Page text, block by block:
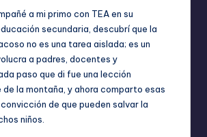
a mi primo con TEA en su
secundaria, descubrí que la
no es una tarea aislada; es un
a padres, docentes y
paso que di fue una lección
de la montaña, y ahora comparto esas
de que pueden salvar la
niños.